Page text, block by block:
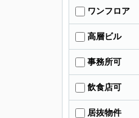
ワンフロア
高層ビル
事務所可
飲食店可
居抜物件